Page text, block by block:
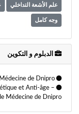
علم الأشعة التداخلي
وجه كامل
الدبلوم و التكوين
et Anti-âge –
Médecine de Dnipro